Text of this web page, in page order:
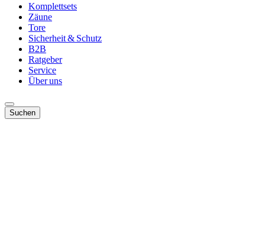
Komplettsets
Zäune
Tore
Sicherheit & Schutz
B2B
Ratgeber
Service
Über uns
Suchen